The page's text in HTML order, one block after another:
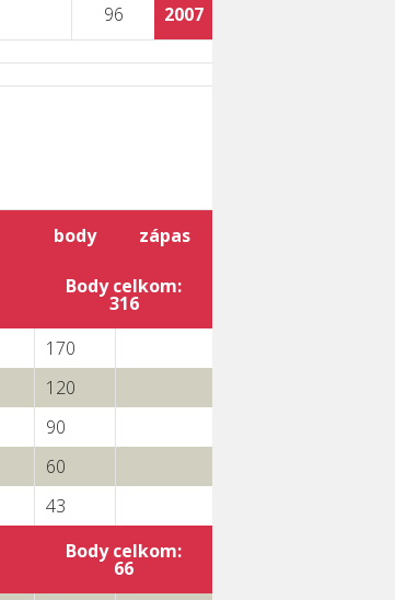
96 2007
body zápas
Body celkom:
316
170
120
90
60
43
Body celkom:
66